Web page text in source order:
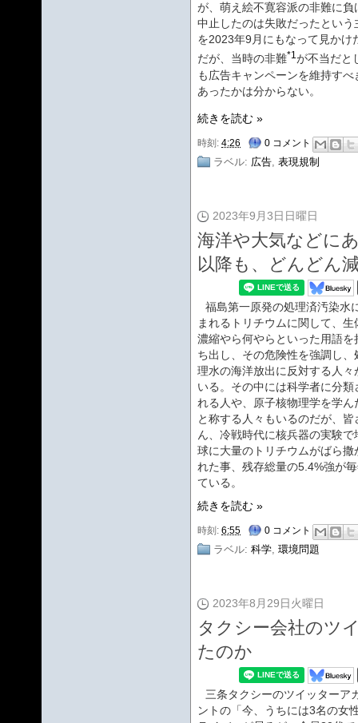
が、萌え絵不寛容派の非難に負
中止したのは失敗だったという
を2023年9月にもなって見かけ
だが、当時の非難*1が不当だと
も広告キャンペーンを維持すべ
あったかは分からない。
続きを読む »
時刻: 4:26 0 コメント
ラベル: 広告 表現規制
2023年9月3日日曜日
海洋や大気などに
以降も、どんどん
福島第一原発の処理済汚染水
まれるトリチウムに関して、生
濃縮やら何やらといった用語を
ち出し、その危険性を強調し、
理水の海洋放出に反対する人々
いる。その中には科学者に分類
れる人や、原子核物理学を学ん
と称する人々もいるのだが、皆
ん、冷戦時代に核兵器の実験で
球に大量のトリチウムがばら撒
れた事、残存総量の5.4%強が
ている。
続きを読む »
時刻: 6:55 0 コメント
ラベル: 科学 環境問題
2023年8月29日火曜日
タクシー会社のツ
たのか
三条タクシーのツイッターア
ントの「今、うちには3名の女